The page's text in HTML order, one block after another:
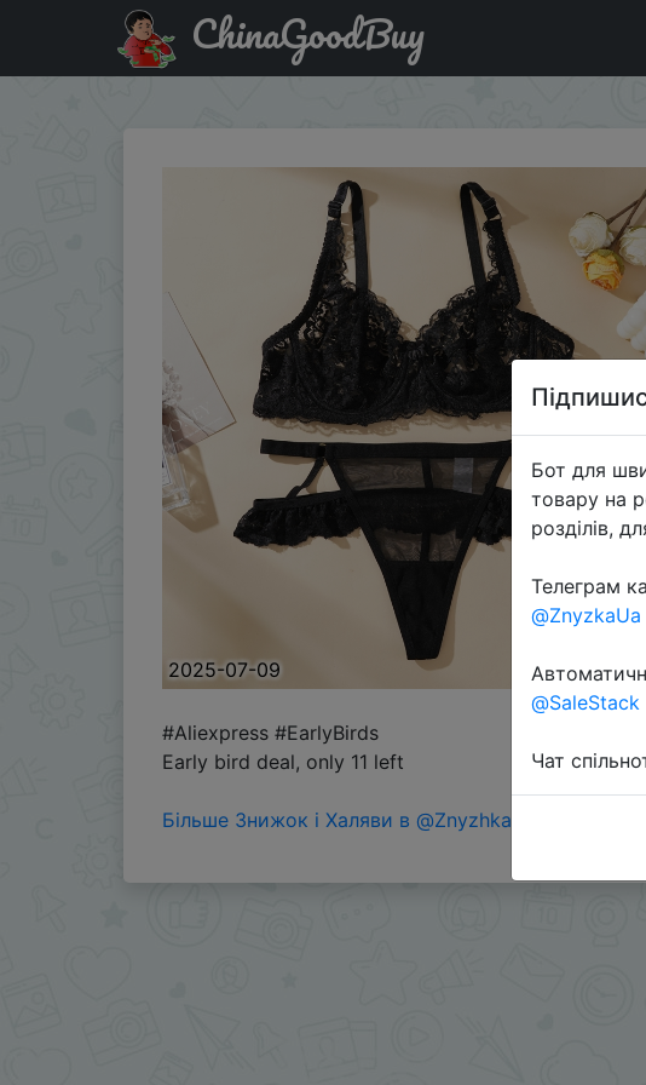
Придбати по знижці Sexy Ultra-Thin Lace Push Up Bra Panty Set
ChinaGoodBuy
2025-07-09
#Aliexpress #EarlyBirds
Early bird deal, only 11 left
Більше Знижок і Халяви в @ZnyzhkaUA
Бот для
товару на
розділів,
Телеграм
@ZnyzkaUa
@SaleStack
Чат